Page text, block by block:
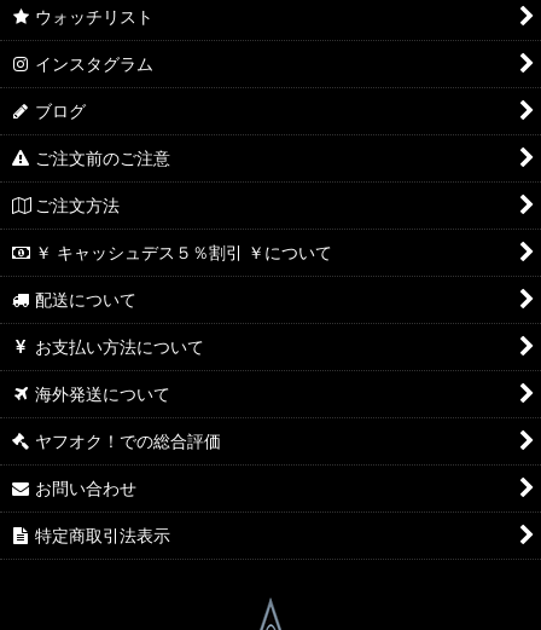
ウォッチリスト
インスタグラム
ブログ
ご注文前のご注意
ご注文方法
￥ キャッシュデス５％割引 ￥について
配送について
お支払い方法について
海外発送について
ヤフオク！での総合評価
お問い合わせ
特定商取引法表示